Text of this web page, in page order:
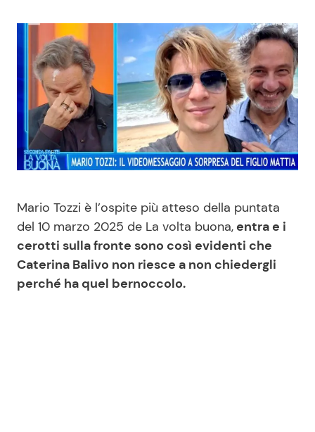
News Spettacolo
Benessere
Casa
Moda e Style
Mondo Mamma
News benessere
Salute
Cucina e Ricette
Consigli di Cucina
Dolci
Le Ricette in TV
Primi Piatti
Ricette Facili e Veloci
Mario Tozzi è l’ospite più atteso della puntata
del 10 marzo 2025 de La volta buona, entra e i
cerotti sulla fronte sono così evidenti che
Caterina Balivo non riesce a non chiedergli
perché ha quel bernoccolo.